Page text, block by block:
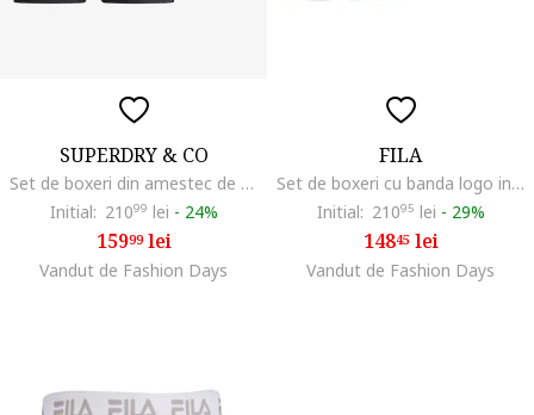
SUPERDRY & CO
Set de boxeri din amestec de bumbac cu banda logo in talie - 3 perechi, Negru melange
Initial: 21099 lei - 24%
15999lei
Vandut de Fashion Days
FILA
Set de boxeri cu banda logo in talie - 4 perechi, Alb
Initial: 21095 lei - 29%
14845lei
Vandut de Fashion Days